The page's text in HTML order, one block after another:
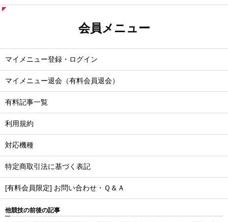
会員メニュー
マイメニュー登録・ログイン
マイメニュー退会（有料会員退会）
有料記事一覧
利用規約
対応機種
特定商取引法に基づく表記
[有料会員限定] お問い合わせ・Ｑ＆Ａ
他競技の前後の記事